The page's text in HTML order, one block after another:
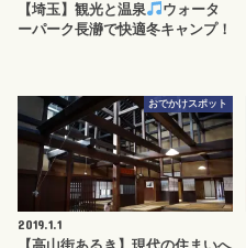
【埼玉】観光と温泉
ウォータ
ーパーク長瀞で快適冬キャンプ！
おでかけスポット
2019.1.1